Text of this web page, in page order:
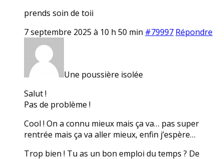
prends soin de toii
7 septembre 2025 à 10 h 50 min #79997 Répondre
Une poussière isolée
Salut !
Pas de problème !
Cool ! On a connu mieux mais ça va… pas super
rentrée mais ça va aller mieux, enfin j’espère…
Trop bien ! Tu as un bon emploi du temps ? De